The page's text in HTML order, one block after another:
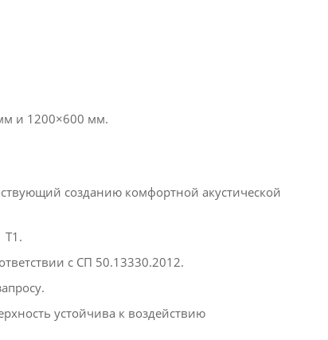
и 1200×600 мм.​
созданию комфортной акустической
Т1.​
с СП 50.13330.2012.​
устойчива к воздействию